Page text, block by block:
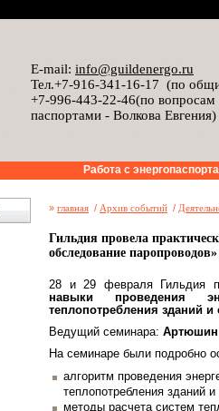
E-mail: info@guildenergo.ru
Тел.+7-916-341-16-17 (по
+7-996-443-22-46(по
паспортами - Волкова Евгения)
Работа с
» главная / Архив событий /
Гильдия провела
обследование паропроводов»
28 и 29 февраля Гильдия
навыки проведения
теплопотребления зданий и
Ведущий семинара: Артюшин
На семинаре были подробно
алгоритм проведения
теплопотребления зданий
методы расчета систем